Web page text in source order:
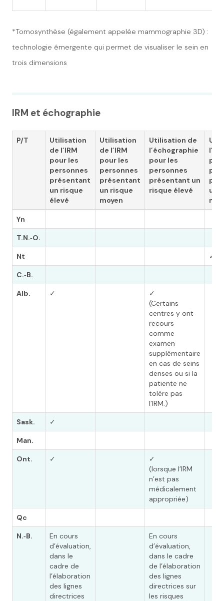
*Tomosynthèse (également appelée mammographie 3D) :
technologie émergente qui permet de visualiser le sein en
trois dimensions
IRM et échographie
P/T
Utilisation
de l’IRM
pour les
personnes
présentant
un risque
élevé
Utilisation
de l’IRM
pour les
personnes
présentant
un risque
moyen
Utilisation de
l’échographie
pour les
personnes
présentant un
risque élevé
un
Yn
T.N.‑O.
Nt ✓*
C.‑B.
Alb. ✓
✓
(Certains
centres y ont
recours
comme
examen
supplémentaire
en cas de seins
denses ou si la
patiente ne
tolère pas
l’IRM.)
Sask. ✓
Man.
Ont. ✓
✓
(lorsque l’IRM
n’est pas
médicalement
appropriée)
Qc
N.‑B.
En cours
d’évaluation,
dans le
cadre de
l’élaboration
des lignes
directrices
En cours
d’évaluation,
dans le cadre
de l’élaboration
des lignes
directrices sur
les risques